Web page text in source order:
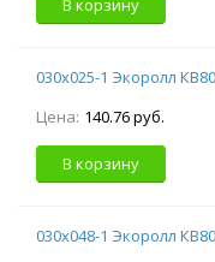
030х025-1 Экоролл
Цена: 140.76 руб.
В корзину
030х048-1 Экоролл